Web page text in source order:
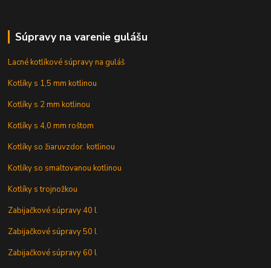
Súpravy na varenie gulášu
Lacné kotlíkové súpravy na guláš
Kotlíky s 1,5 mm kotlinou
Kotlíky s 2 mm kotlinou
Kotlíky s 4,0 mm roštom
Kotlíky so žiaruvzdor. kotlinou
Kotlíky so smaltovanou kotlinou
Kotlíky s trojnožkou
Zabijačkové súpravy 40 l
Zabijačkové súpravy 50 l
Zabijačkové súpravy 60 l